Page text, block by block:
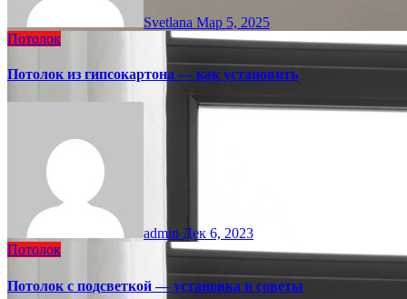
Svetlana Мар 5, 2025
Потолок
Потолок из гипсокартона — как установить
admin Дек 6, 2023
Потолок
Потолок с подсветкой — установка и советы